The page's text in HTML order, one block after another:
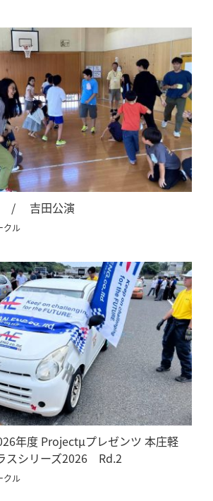
/ 吉田公演
クル
年度 Projectμプレゼンツ 本庄軽
スシリーズ2026 Rd.2
クル